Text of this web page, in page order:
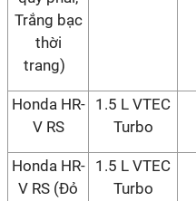
Trắng bạc
thời
trang)
Honda HR-
V RS
1.5 L VTEC
Turbo
Honda HR-
V RS (Đỏ
1.5 L VTEC
Turbo